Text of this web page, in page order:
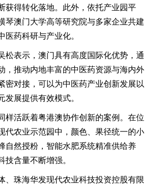
获得转化落地。此外，依托产业园平
琴澳门大学高等研究院与多家企业共建
药科研与产业化。
表示，澳门具有高度国际化优势，通
，推动内地丰富的中医药资源与海内外
密对接，可以为中医药产业创新发展以
展提供有效模式。
活跃着粤港澳协作创新的案例。在位
代农业示范园中，颜色、果径统一的小
自然授粉，智能水肥系统精准供给养
含量不断增强。
珠海华发现代农业科技投资控股有限